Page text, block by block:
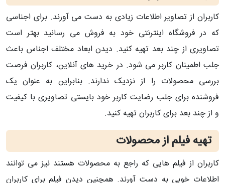
کاربران از تصاویر اطلاعات زیادی به دست می آورند. برای اجناسی
که در فروشگاه اینترنتی خود به فروش می رسانید بهتر است
تصاویری از چند بعد تهیه کنید. دیدن ابعاد مختلف اجناس باعث
جلب اطمینان کاربر می شود. در خرید های آنلاین، کاربران فرصت
بررسی محصولات را از نزدیک ندارند. بنابراین به عنوان یک
فروشنده برای جلب رضایت کاربر خود بایستی تصاویری با کیفیت
و از چند بعد برای کاربران تهیه کنید.
تهیه فیلم از محصولات
کاربران از فیلم هایی که راجع به محصولات هستند نیز می توانند
اطلاعات خوبی به دست آورند. همچنین دیدن فیلم برای کاربران